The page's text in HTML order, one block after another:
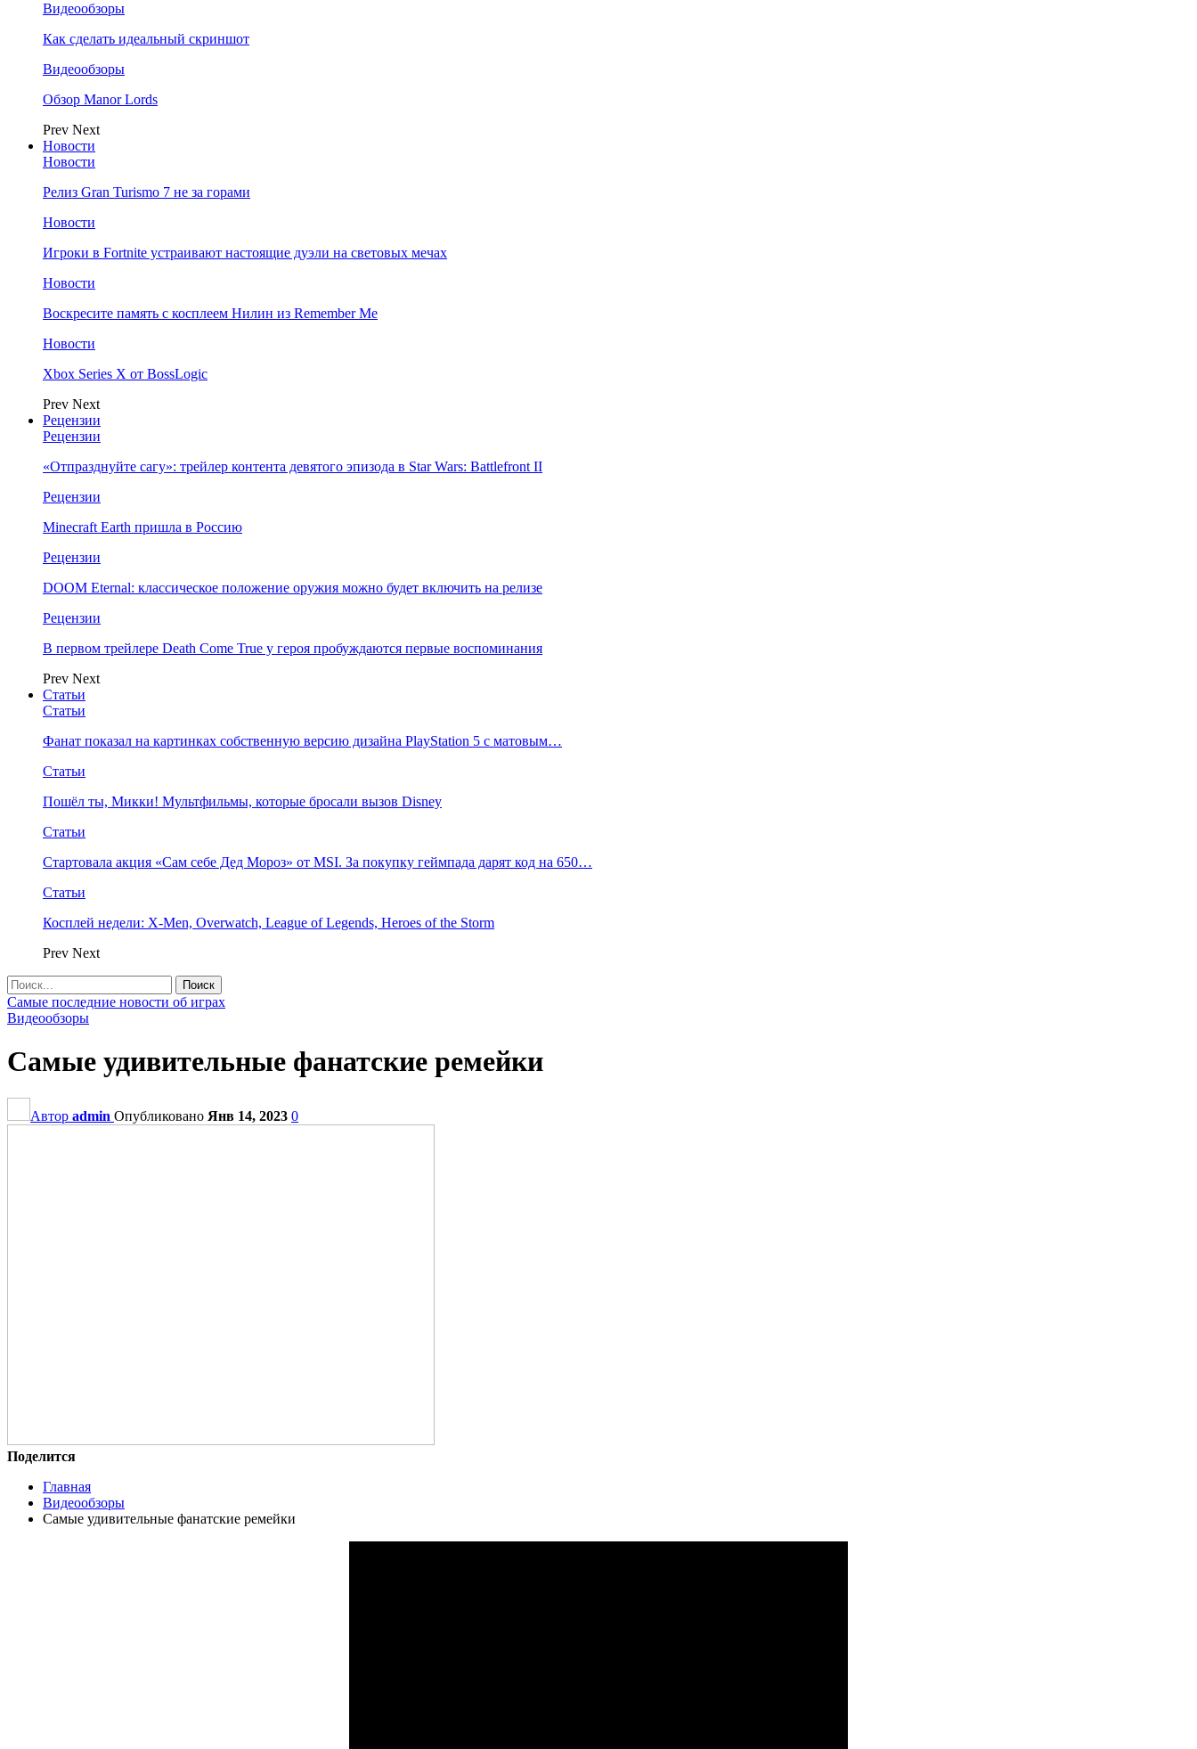
Видеообзоры
Как сделать идеальный скриншот
Видеообзоры
Обзор Manor Lords
Prev Next
Новости
Новости
Релиз Gran Turismo 7 не за горами
Новости
Игроки в Fortnite устраивают настоящие дуэли на световых мечах
Новости
Воскресите память с косплеем Нилин из Remember Me
Новости
Xbox Series X от BossLogic
Prev Next
Рецензии
Рецензии
«Отпразднуйте сагу»: трейлер контента девятого эпизода в Star Wars: Battlefront II
Рецензии
Minecraft Earth пришла в Россию
Рецензии
DOOM Eternal: классическое положение оружия можно будет включить на релизе
Рецензии
В первом трейлере Death Come True у героя пробуждаются первые воспоминания
Prev Next
Статьи
Статьи
Фанат показал на картинках собственную версию дизайна PlayStation 5 с матовым…
Статьи
Пошёл ты, Микки! Мультфильмы, которые бросали вызов Disney
Статьи
Стартовала акция «Сам себе Дед Мороз» от MSI. За покупку геймпада дарят код на 650…
Статьи
Косплей недели: X-Men, Overwatch, League of Legends, Heroes of the Storm
Prev Next
Самые последние новости об играх
Видеообзоры
Самые удивительные фанатские ремейки
Автор admin Опубликовано Янв 14, 2023 0
Поделится
Главная
Видеообзоры
Самые удивительные фанатские ремейки